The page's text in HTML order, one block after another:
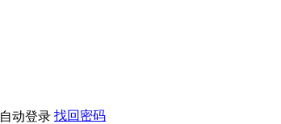
自动登录 找回密码